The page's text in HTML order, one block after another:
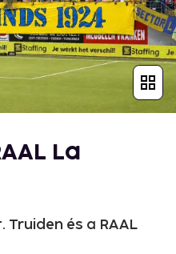
La
Truiden és a RAAL